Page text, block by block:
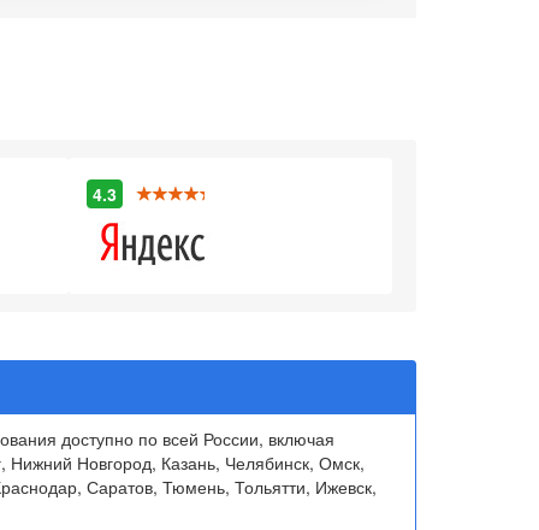
4.3
доступно по всей России, включая
Нижний Новгород, Казань, Челябинск, Омск,
Саратов, Тюмень, Тольятти, Ижевск,